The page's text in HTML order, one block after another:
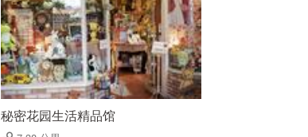
秘密花园生活精品馆